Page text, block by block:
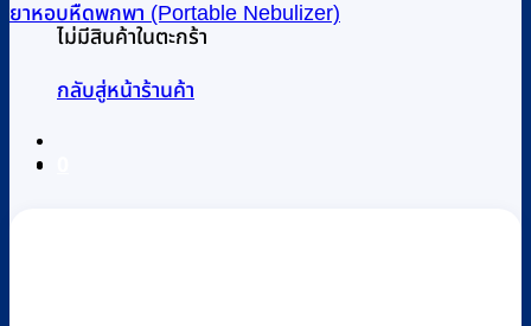
ไม่มีสินค้าในตะกร้า
กลับสู่หน้าร้านค้า
ยาหอบหืดพกพา (Portable Nebulizer)